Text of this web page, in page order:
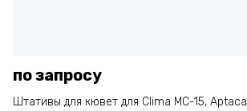
по запросу
Штативы для кювет для Clima МС-15, Aptaca